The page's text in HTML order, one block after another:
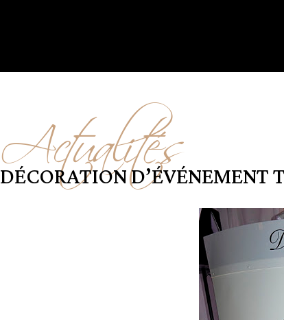
Actualités
DÉCORATION D’ÉVÉNEMENT